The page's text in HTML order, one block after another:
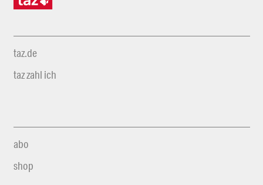
taz.de
taz zahl ich
abo
shop